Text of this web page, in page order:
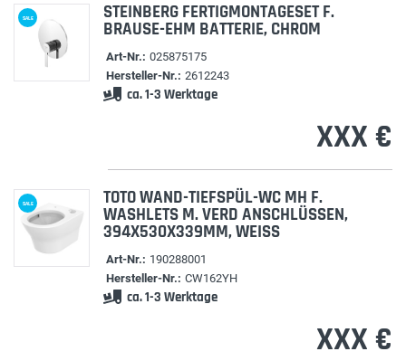
SALE STEINBERG FERTIGMONTAGESET F.
BRAUSE-EHM BATTERIE, CHROM
Art-Nr.: 025875175
Hersteller-Nr.: 2612243
ca. 1-3 Werktage
XXX €
SALE TOTO WAND-TIEFSPÜL-WC MH F.
WASHLETS M. VERD ANSCHLÜSSEN,
394X530X339MM, WEISS
Art-Nr.: 190288001
Hersteller-Nr.: CW162YH
ca. 1-3 Werktage
XXX €